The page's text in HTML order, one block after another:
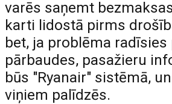
varēs saņemt
karti lidostā pirms
bet, ja problēma
pārbaudes, pasažieru
būs "Ryanair" sistēmā,
viņiem palīdzēs.